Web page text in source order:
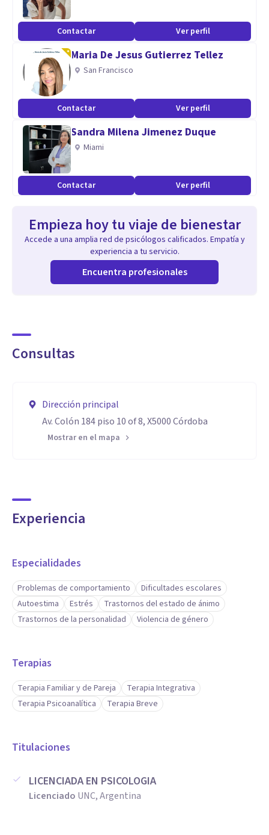
Contactar Ver perfil
Maria De Jesus Gutierrez Tellez
San Francisco
Contactar Ver perfil
Sandra Milena Jimenez Duque
Miami
Contactar Ver perfil
Empieza hoy tu viaje de bienestar
Accede a una amplia red de psicólogos calificados. Empatía y
experiencia a tu servicio.
Encuentra profesionales
Consultas
Dirección principal
Av. Colón 184 piso 10 of 8, X5000 Córdoba
Mostrar en el mapa
Experiencia
Especialidades
Problemas de comportamiento
Dificultades escolares
Autoestima
Estrés
Trastornos del estado de ánimo
Trastornos de la personalidad
Violencia de género
Terapias
Terapia Familiar y de Pareja
Terapia Integrativa
Terapia Psicoanalítica
Terapia Breve
Titulaciones
LICENCIADA EN PSICOLOGIA
Licenciado UNC, Argentina